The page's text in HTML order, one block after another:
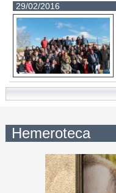
29/02/2016
Hemeroteca